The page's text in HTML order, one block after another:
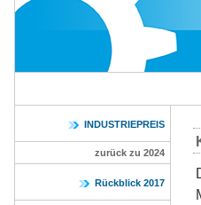
INDUSTRIEPREIS
zurück zu 2024
Rückblick 2017